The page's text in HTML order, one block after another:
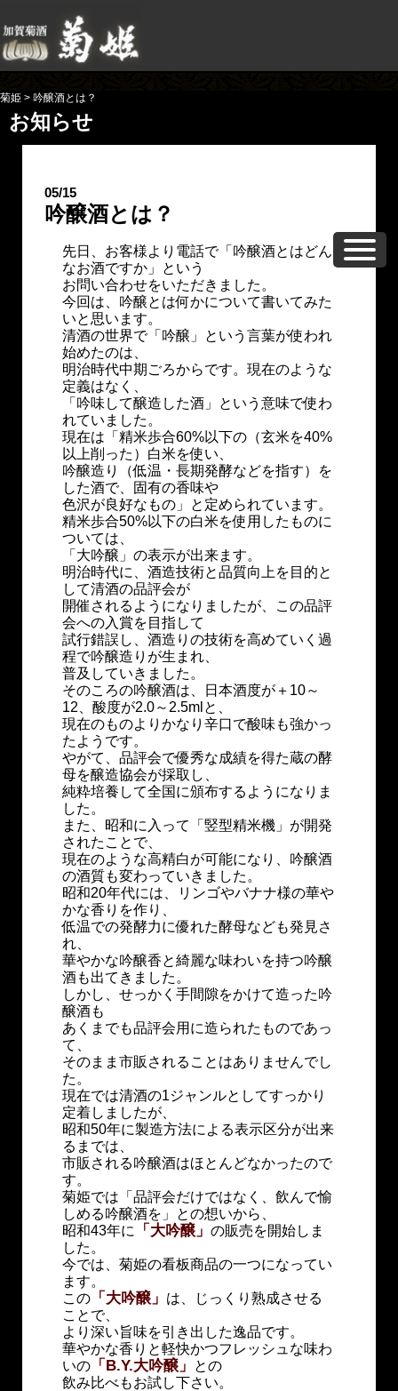
菊姫 > 吟醸酒とは？
お知らせ
05/15
吟醸酒とは？
先日、お客様より電話で「吟醸酒とはどん
なお酒ですか」という
お問い合わせをいただきました。
今回は、吟醸とは何かについて書いてみた
いと思います。
清酒の世界で「吟醸」という言葉が使われ
始めたのは、
明治時代中期ごろからです。現在のような
定義はなく、
「吟味して醸造した酒」という意味で使わ
れていました。
現在は「精米歩合60%以下の（玄米を40%
以上削った）白米を使い、
吟醸造り（低温・長期発酵などを指す）を
した酒で、固有の香味や
色沢が良好なもの」と定められています。
精米歩合50%以下の白米を使用したものに
ついては、
「大吟醸」の表示が出来ます。
明治時代に、酒造技術と品質向上を目的と
して清酒の品評会が
開催されるようになりましたが、この品評
会への入賞を目指して
試行錯誤し、酒造りの技術を高めていく過
程で吟醸造りが生まれ、
普及していきました。
そのころの吟醸酒は、日本酒度が＋10～
12、酸度が2.0～2.5mlと、
現在のものよりかなり辛口で酸味も強かっ
たようです。
やがて、品評会で優秀な成績を得た蔵の酵
母を醸造協会が採取し、
純粋培養して全国に頒布するようになりま
した。
また、昭和に入って「竪型精米機」が開発
されたことで、
現在のような高精白が可能になり、吟醸酒
の酒質も変わっていきました。
昭和20年代には、リンゴやバナナ様の華や
かな香りを作り、
低温での発酵力に優れた酵母なども発見さ
れ、
華やかな吟醸香と綺麗な味わいを持つ吟醸
酒も出てきました。
しかし、せっかく手間隙をかけて造った吟
醸酒も
あくまでも品評会用に造られたものであっ
て、
そのまま市販されることはありませんでし
た。
現在では清酒の1ジャンルとしてすっかり
定着しましたが、
昭和50年に製造方法による表示区分が出来
るまでは、
市販される吟醸酒はほとんどなかったので
す。
菊姫では「品評会だけではなく、飲んで愉
しめる吟醸酒を」との想いから、
昭和43年に
「大吟醸」 の販売を開始しま
した。
今では、菊姫の看板商品の一つになってい
ます。
この 「大吟醸」 は、じっくり熟成させる
ことで、
より深い旨味を引き出した逸品です。
華やかな香りと軽快かつフレッシュな味わ
いの 「B.Y.大吟醸」
との
飲み比べもお試し下さい。